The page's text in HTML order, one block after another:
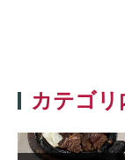
カテゴリ